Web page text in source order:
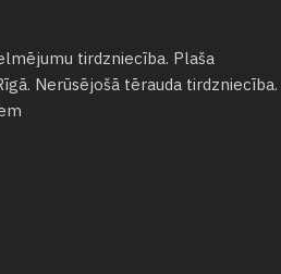
tirdzniecība. Plaša
Nerūsējošā tērauda tirdzniecība.